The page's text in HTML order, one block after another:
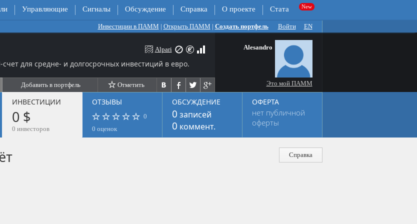
Управляющие Сигналы Обсуждение Справка О проекте Стата
Инвестиции в ПАММ | Открыть ПАММ | Создать портфель Войти EN
для средне- и долгосрочных инвестиций в евро.
Alpari
Добавить в портфель Отметить
Alesandro
Это мой ПАММ
ИНВЕСТИЦИИ
0 $
0 инвесторов
ОТЗЫВЫ
0
0 оценок
ОБСУЖДЕНИЕ
0 записей
0 коммент.
ОФЕРТА
нет публичной
оферты
Справка